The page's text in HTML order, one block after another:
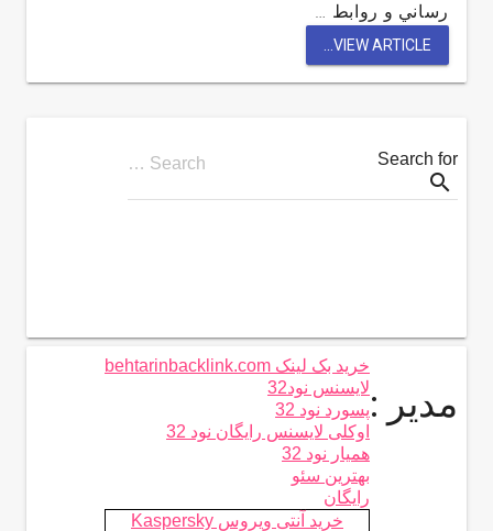
رساني و روابط …
VIEW ARTICLE...
Search for
Search …
search
مدیر :
خرید بک لینک behtarinbacklink.com
لایسنس نود32
پسورد نود 32
اوکلی لایسنس رایگان نود 32
همیار نود 32
بهترین سئو
رایگان
خرید آنتی ویروس Kaspersky